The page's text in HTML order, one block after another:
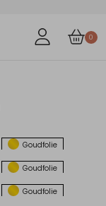
0
Goudfolie
Goudfolie
Goudfolie